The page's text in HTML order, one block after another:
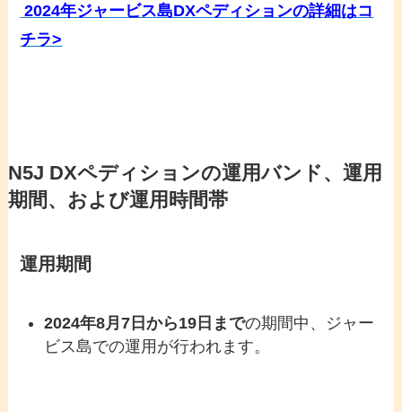
2024年ジャービス島DXペディションの詳細はコ
チラ>
N5J DXペディションの運用バンド、運用
期間、および運用時間帯
運用期間
2024年8月7日から19日までの期間中、ジャー
ビス島での運用が行われます。